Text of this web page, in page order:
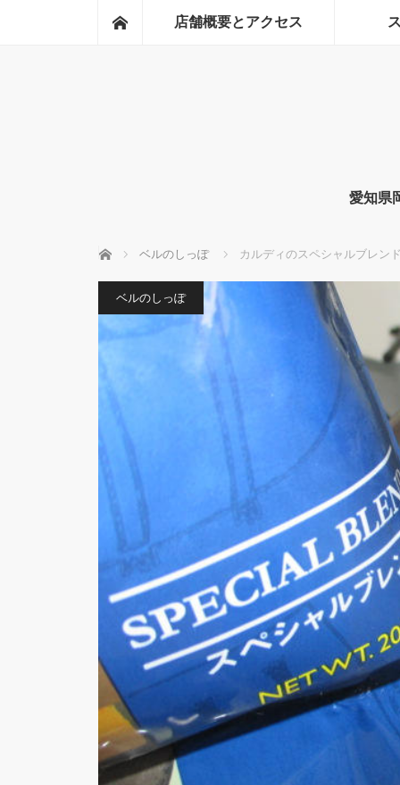
ホーム店舗概要とアクセス
愛知県
ホーム ベルのしっぽ カルディのスペシャルブレン
ベルのしっぽ